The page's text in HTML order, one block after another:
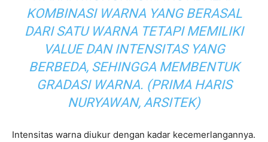
KOMBINASI WARNA YANG BERASAL
DARI SATU WARNA TETAPI MEMILIKI
VALUE DAN INTENSITAS YANG
BERBEDA, SEHINGGA MEMBENTUK
GRADASI WARNA. (PRIMA HARIS
NURYAWAN, ARSITEK)
Intensitas warna diukur dengan kadar kecemerlangannya.